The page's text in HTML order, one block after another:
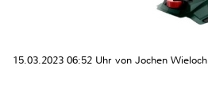
15.03.2023 06:52 Uhr von Jochen Wieloch